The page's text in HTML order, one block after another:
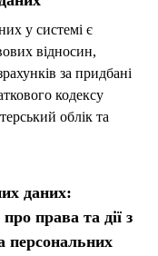
у системі є
відносин,
за придбані
кодексу
облік та
даних:
права та дії з
персональних